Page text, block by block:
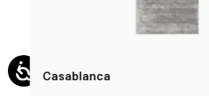
Casablanca